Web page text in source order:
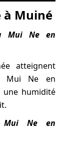
à Muiné
Mui Ne en
atteignent
Mui Ne en
une humidité
Ne en